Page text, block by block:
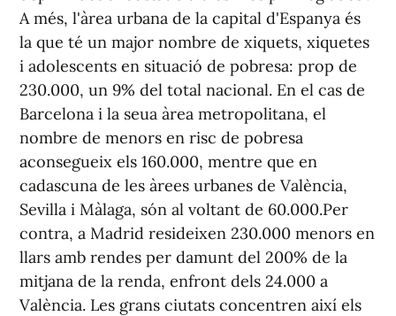
A més, l'àrea urbana de la capital d'Espanya és
la que té un major nombre de xiquets, xiquetes
i adolescents en situació de pobresa: prop de
230.000, un 9% del total nacional. En el cas de
Barcelona i la seua àrea metropolitana, el
nombre de menors en risc de pobresa
aconsegueix els 160.000, mentre que en
cadascuna de les àrees urbanes de València,
Sevilla i Màlaga, són al voltant de 60.000.Per
contra, a Madrid resideixen 230.000 menors en
llars amb rendes per damunt del 200% de la
mitjana de la renda, enfront dels 24.000 a
València. Les grans ciutats concentren així els